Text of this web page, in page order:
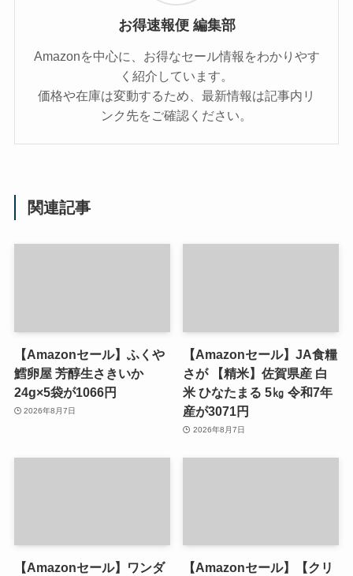
お得速報便 編集部
Amazonを中心に、お得なセール情報をわかりやす
く紹介しています。
価格や在庫は変動するため、最新情報は記事内リ
ンク先をご確認ください。
関連記事
【Amazonセール】ふくや
鱈卵屋 芳醇生さきいか
24g×5袋が1066円
2026年8月7日
【Amazonセール】JA食糧
さが 【精米】佐賀県産 白
米 ひなたまる 5㎏ 令和7年
産が3071円
2026年8月7日
【Amazonセール】ワンダ
【Amazonセール】【クリ